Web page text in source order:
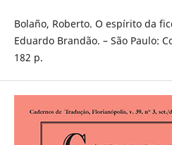
Bolaño, Roberto. O espírito da
Eduardo Brandão. – São Paulo:
182 p.